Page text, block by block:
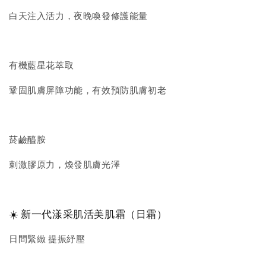
白天注入活力，夜晚喚發修護能量
有機藍星花萃取
鞏固肌膚屏障功能，有效預防肌膚初老
菸鹼醯胺
刺激膠原力，煥發肌膚光澤
☀️ 新一代漾采肌活美肌霜（日霜）
日間緊緻 提振紓壓